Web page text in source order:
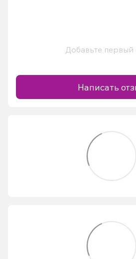
Добавьте первый
Написать